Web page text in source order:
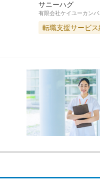
サニーハグ
有限会社ケイユーカンパ
転職支援サービス